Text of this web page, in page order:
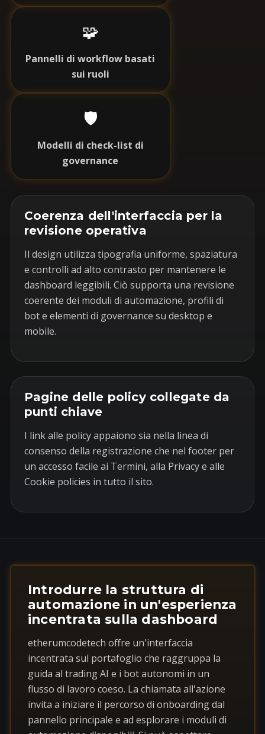
🧩
Pannelli di workflow basati
sui ruoli
🛡️
Modelli di check-list di
governance
Coerenza dell'interfaccia per la
revisione operativa
Il design utilizza tipografia uniforme, spaziatura
e controlli ad alto contrasto per mantenere le
dashboard leggibili. Ciò supporta una revisione
coerente dei moduli di automazione, profili di
bot e elementi di governance su desktop e
mobile.
Pagine delle policy collegate da
punti chiave
I link alle policy appaiono sia nella linea di
consenso della registrazione che nel footer per
un accesso facile ai Termini, alla Privacy e alle
Cookie policies in tutto il sito.
Introdurre la struttura di
automazione in un'esperienza
incentrata sulla dashboard
etherumcodetech offre un'interfaccia
incentrata sul portafoglio che raggruppa la
guida al trading AI e i bot autonomi in un
flusso di lavoro coeso. La chiamata all'azione
invita a iniziare il percorso di onboarding dal
pannello principale e ad esplorare i moduli di